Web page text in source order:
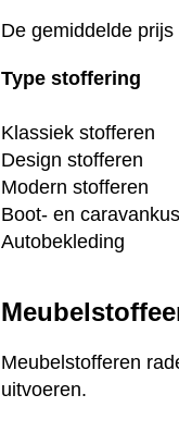
De gemiddelde
Type stoffering
Klassiek stofferen
Design stofferen
Modern stofferen
Boot- en
Autobekleding
Meubelstofferen
uitvoeren.